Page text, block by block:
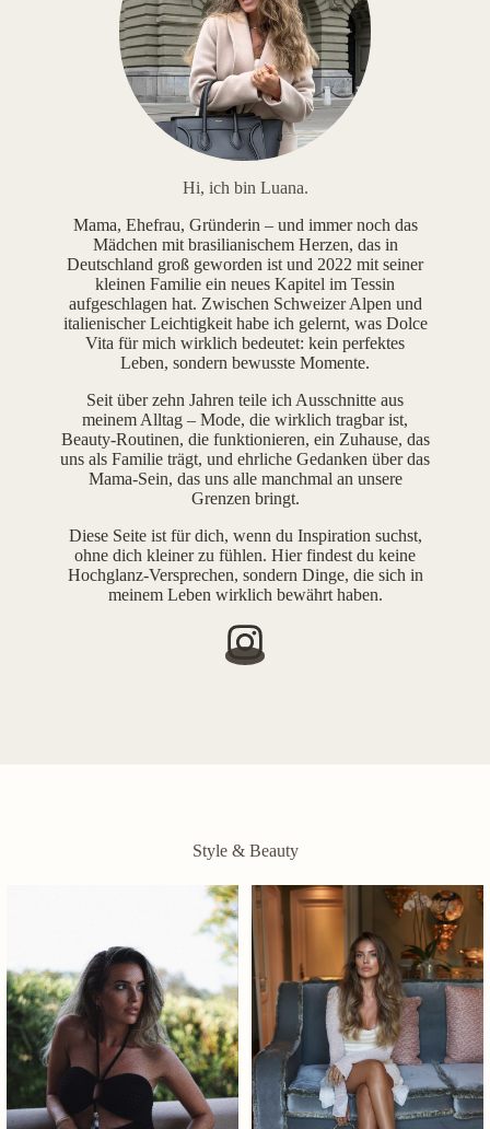
Hi, ich bin Luana.
Mama, Ehefrau, Gründerin – und immer noch das
Mädchen mit brasilianischem Herzen, das in
Deutschland groß geworden ist und 2022 mit seiner
kleinen Familie ein neues Kapitel im Tessin
aufgeschlagen hat. Zwischen Schweizer Alpen und
italienischer Leichtigkeit habe ich gelernt, was Dolce
Vita für mich wirklich bedeutet: kein perfektes
Leben, sondern bewusste Momente.
Seit über zehn Jahren teile ich Ausschnitte aus
meinem Alltag – Mode, die wirklich tragbar ist,
Beauty-Routinen, die funktionieren, ein Zuhause, das
uns als Familie trägt, und ehrliche Gedanken über das
Mama-Sein, das uns alle manchmal an unsere
Grenzen bringt.
Diese Seite ist für dich, wenn du Inspiration suchst,
ohne dich kleiner zu fühlen. Hier findest du keine
Hochglanz-Versprechen, sondern Dinge, die sich in
meinem Leben wirklich bewährt haben.
Style & Beauty